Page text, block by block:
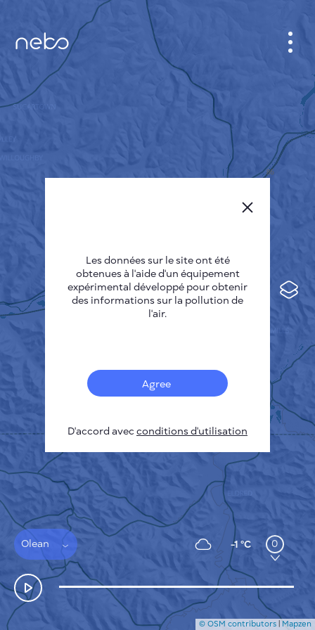
Carte de la pollution
Taches thermiques
Le vent
Olean -1 °C 0
CARTES DES VILLES
A PROPOS DE NOUS
Deutsch
Español
Français
COMMENT ÇA MARCHE
POLITIQUE DE CONFIDENTIALITÉ
CONDITIONS GÉNÉRALES D'UTILISATION
GUIDE D'INSTALLATION
API
FAQ
NOUS CONTACTER
© OSM contributors | Mapzen
Les données sur le site ont été
obtenues à l'aide d'un équipement
expérimental développé pour obtenir
des informations sur la pollution de
l'air.
Agree
D'accord avecconditions d'utilisation